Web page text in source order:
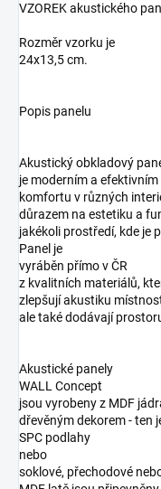
VZOREK akustického
Rozměr vzorku je
24x13,5 cm.
Popis panelu
Akustický obkladový
je moderním a
komfortu v různých
důrazem na estetiku a
jakékoli prostředí, kde je
Panel je
vyráběn přímo v ČR
z kvalitních materiálů,
zlepšují akustiku
ale také dodávají
Akustické panely
WALL Concept
jsou vyrobeny z MDF
dřevěným dekorem - ten
SPC podlahy
nebo
soklové, přechodové